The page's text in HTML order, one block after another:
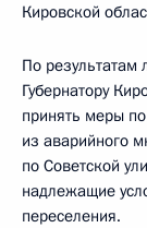
Кировской
По результатам
Губернатору
принять меры
из аварийного
по Советской
надлежащие
переселения.